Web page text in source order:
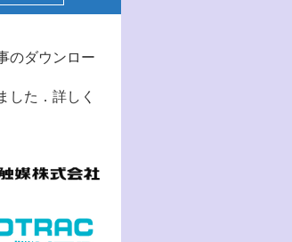
のダウンロー
した．詳しく